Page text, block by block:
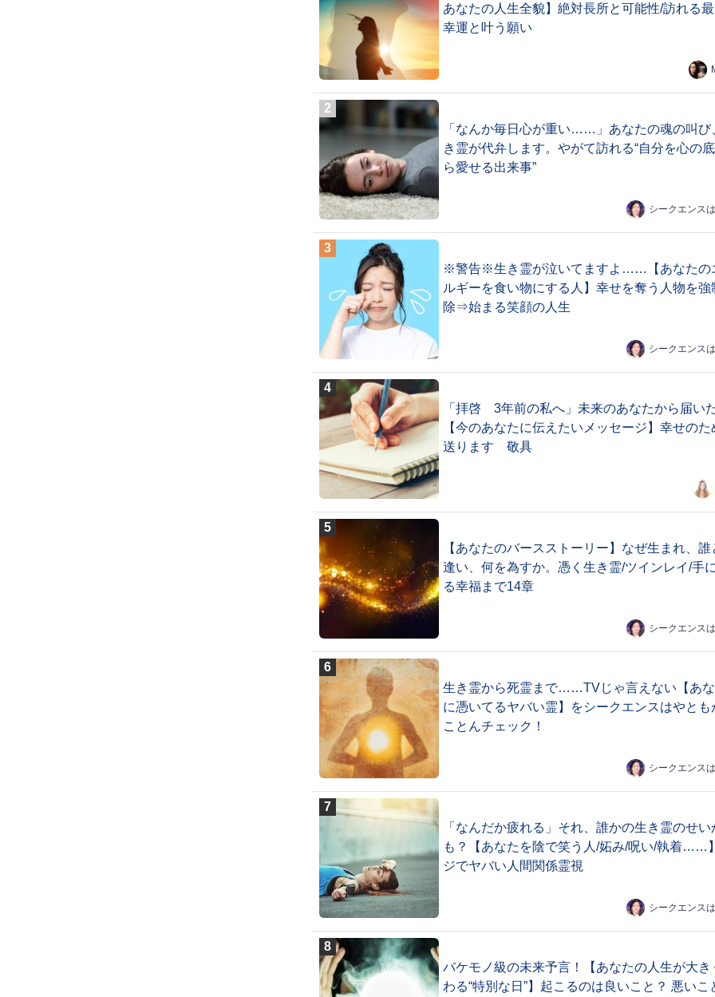
あなたの人生全貌】絶対長所と可能性/訪れる
幸運と叶う願い
「なんか毎日心が重い……」あなたの魂の叫び
き霊が代弁します。やがて訪れる“自分を心の
ら愛せる出来事”
シークエンス
※警告※生き霊が泣いてますよ……【あなたの
ルギーを食い物にする人】幸せを奪う人物を強
除⇒始まる笑顔の人生
シークエンス
「拝啓 3年前の私へ」未来のあなたから届い
【今のあなたに伝えたいメッセージ】幸せのた
送ります 敬具
【あなたのバースストーリー】なぜ生まれ、誰
逢い、何を為すか。憑く生き霊/ツインレイ/手
る幸福まで14章
シークエンス
生き霊から死霊まで……TVじゃ言えない【あ
に憑いてるヤバい霊】をシークエンスはやとも
ことんチェック！
シークエンス
「なんだか疲れる」それ、誰かの生き霊のせい
も？【あなたを陰で笑う人/妬み/呪い/執着……
ジでヤバい人間関係霊視
シークエンス
バケモノ級の未来予言！【あなたの人生が大き
わる“特別な日”】起こるのは良いこと？ 悪いこ